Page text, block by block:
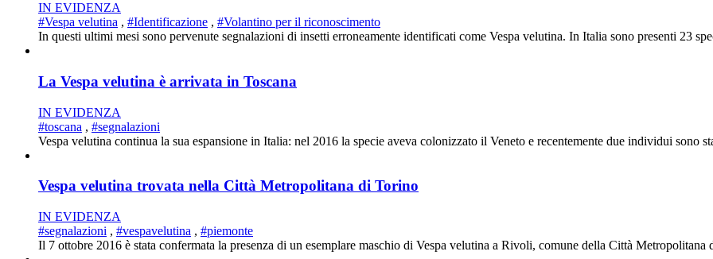
IN EVIDENZA
#Vespa velutina , #Identificazione , #Volantino per il riconoscimento
In questi ultimi mesi sono pervenute segnalazioni di insetti erroneamente identificati come Vespa velutina. In Italia sono presenti 23
La Vespa velutina è arrivata in Toscana
IN EVIDENZA
#toscana , #segnalazioni
Vespa velutina continua la sua espansione in Italia: nel 2016 la specie aveva colonizzato il Veneto e recentemente due individui sono
Vespa velutina trovata nella Città Metropolitana di Torino
IN EVIDENZA
#segnalazioni , #vespavelutina , #piemonte
Il 7 ottobre 2016 è stata confermata la presenza di un esemplare maschio di Vespa velutina a Rivoli, comune della Città